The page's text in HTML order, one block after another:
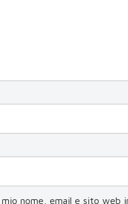
mio nome, email e sito web